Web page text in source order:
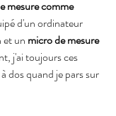
mesure comme
d'un ordinateur
et un micro de mesure
j'ai toujours ces
dos quand je pars sur